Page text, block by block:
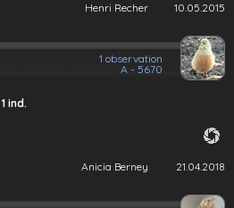
Henri Recher 10.05.2015
1 observation
A - 5670
1 ind.
Anicia Berney 21.04.2018